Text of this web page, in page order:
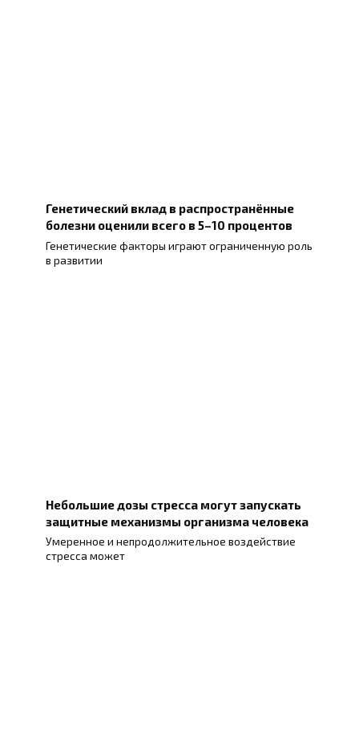
Генетический вклад в распространённые
болезни оценили всего в 5–10 процентов
Генетические факторы играют ограниченную роль
в развитии
Небольшие дозы стресса могут запускать
защитные механизмы организма человека
Умеренное и непродолжительное воздействие
стресса может